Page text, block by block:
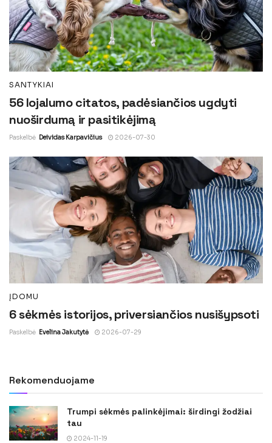
SANTYKIAI
56 lojalumo citatos, padėsiančios ugdyti
nuoširdumą ir pasitikėjimą
Paskelbė Deividas Karpavičius 2026-07-30
ĮDOMU
6 sėkmės istorijos, priversiančios nusišypsoti
Paskelbė Evelina Jakutytė 2026-07-29
Rekomenduojame
Trumpi sėkmės palinkėjimai: širdingi žodžiai
tau
2024-11-19